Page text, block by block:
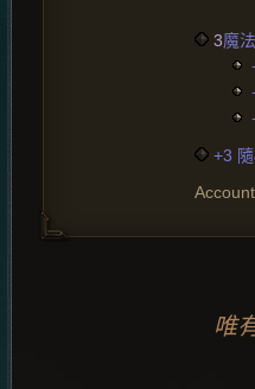
3魔
+3
唯